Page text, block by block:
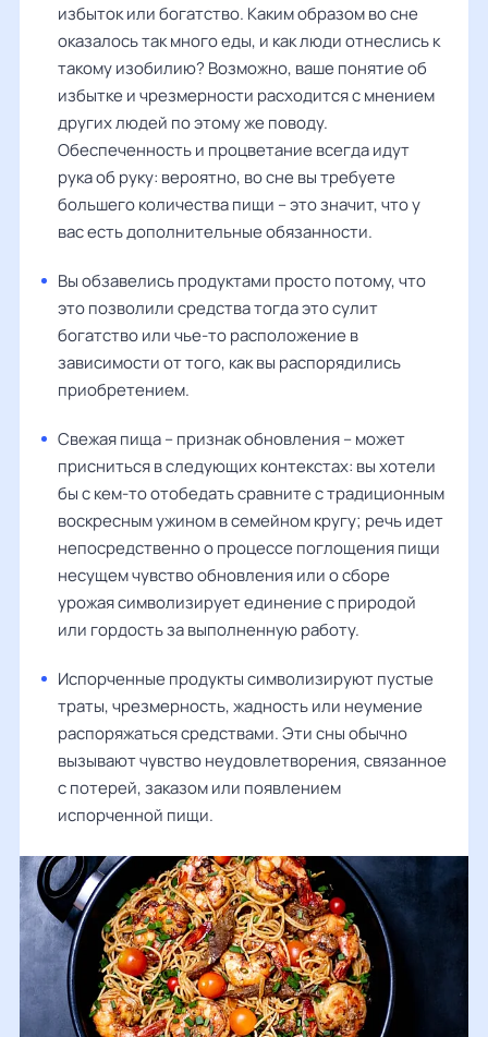
избыток или богатство. Каким образом во сне
оказалось так много еды, и как люди отнеслись к
такому изобилию? Возможно, ваше понятие об
избытке и чрезмерности расходится с мнением
других людей по этому же поводу.
Обеспеченность и процветание всегда идут
рука об руку: вероятно, во сне вы требуете
большего количества пищи – это значит, что у
вас есть дополнительные обязанности.
Вы обзавелись продуктами просто потому, что
это позволили средства тогда это сулит
богатство или чье-то расположение в
зависимости от того, как вы распорядились
приобретением.
Свежая пища – признак обновления – может
присниться в следующих контекстах: вы хотели
бы с кем-то отобедать сравните с традиционным
воскресным ужином в семейном кругу; речь идет
непосредственно о процессе поглощения пищи
несущем чувство обновления или о сборе
урожая символизирует единение с природой
или гордость за выполненную работу.
Испорченные продукты символизируют пустые
траты, чрезмерность, жадность или неумение
распоряжаться средствами. Эти сны обычно
вызывают чувство неудовлетворения, связанное
с потерей, заказом или появлением
испорченной пищи.